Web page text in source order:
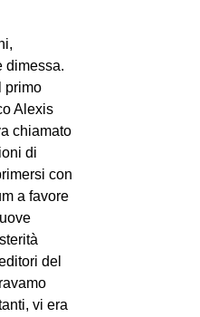
dimessa.
primo
Alexis
chiamato
di
con
a favore
del
vi era